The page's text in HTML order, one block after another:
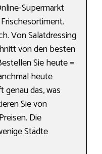
Supermarkt
Von Salatdressing
von den besten
Sie heute =
heute
genau das, was
Sie von
Die
Städte